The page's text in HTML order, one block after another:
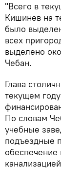
"Всего в
Кишинев на
было
всех
выделено
Чебан.
Глава
текущем
По словам
учебные
подъездные